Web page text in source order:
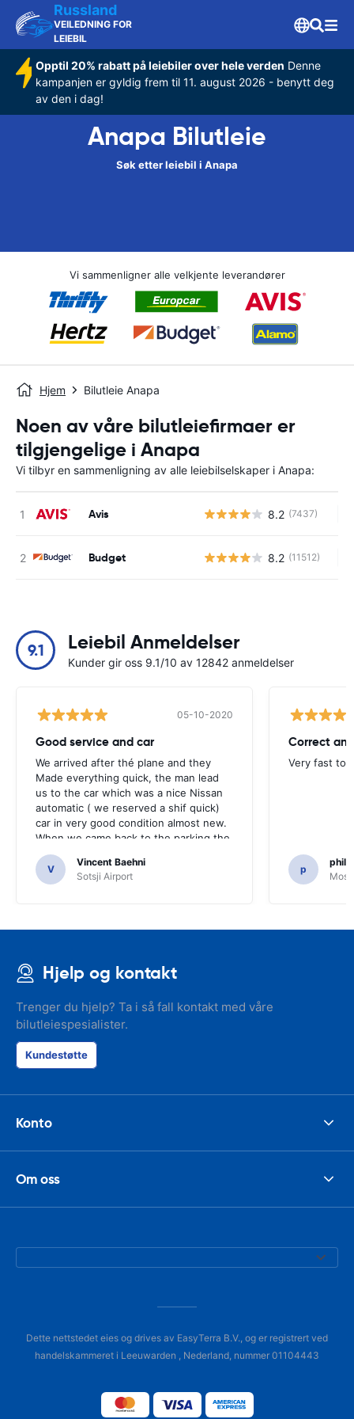
Russland
VEILEDNING FOR
LEIEBIL
Opptil 20% rabatt på leiebiler over hele verden Denne
kampanjen er gyldig frem til 11. august 2026 - benytt deg
av den i dag!
Anapa Bilutleie
Søk etter leiebil i Anapa
Vi sammenligner alle velkjente leverandører
Hjem Bilutleie Anapa
Noen av våre bilutleiefirmaer er
tilgjengelige i Anapa
Vi tilbyr en sammenligning av alle leiebilselskaper i Anapa:
Avis 8.2 (7437)
Budget 8.2 (11512)
9.1 Leiebil Anmeldelser
Kunder gir oss 9.1/10 av 12842 anmeldelser
05-10-2020
Good service and car
We arrived after thé plane and they
Made everything quick, the man lead
us to the car which was a nice Nissan
automatic ( we reserved a shif quick)
car in very good condition almost new.
When we came back to the parking the
same man came in 5 minutes and after
a quick check we left. Very friendly and
nice. We can only recommand this
V
Vincent Baehni
Sotsji Airport
Correct
Very fast to
p
Hjelp og kontakt
Trenger du hjelp? Ta i så fall kontakt med våre
bilutleiespesialister.
Kundestøtte
Konto
Om oss
Dette nettstedet eies og drives av EasyTerra B.V., og er registrert ved
handelskammeret i Leeuwarden , Nederland, nummer 01104443